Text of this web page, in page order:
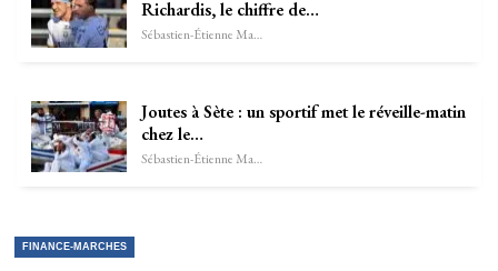
Richardis, le chiffre de…
Sébastien-Étienne Marechal
Joutes à Sète : un sportif met le réveille-matin
chez le…
Sébastien-Étienne Marechal
FINANCE-MARCHES